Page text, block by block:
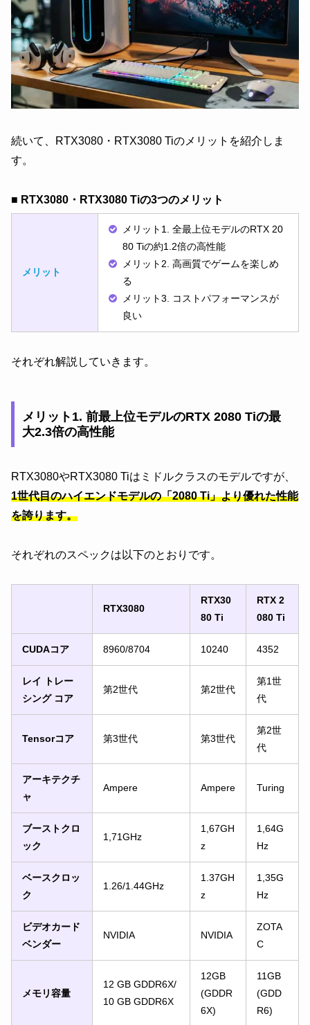
続いて、RTX3080・RTX3080 Tiのメリットを紹介しま
す。
■ RTX3080・RTX3080 Tiの3つのメリット
メリット
メリット1. 全最上位モデルのRTX 20
80 Tiの約1.2倍の高性能
メリット2. 高画質でゲームを楽しめ
る
メリット3. コストパフォーマンスが
良い
それぞれ解説していきます。
メリット1. 前最上位モデルのRTX 2080 Tiの最
大2.3倍の高性能
RTX3080やRTX3080 Tiはミドルクラスのモデルですが、
1世代目のハイエンドモデルの「2080 Ti」より優れた性能
を誇ります。
それぞれのスペックは以下のとおりです。
RTX3080
RTX30
80 Ti
RTX 2
080 Ti
CUDAコア 8960/8704 10240 4352
レイ トレー
シング コア
第2世代 第2世代
第1世
代
Tensorコア 第3世代 第3世代
第2世
代
アーキテクチ
ャ
Ampere Ampere Turing
ブーストクロ
ック
1,71GHz
1,67GH
z
1,64G
Hz
ベースクロッ
ク
1.26/1.44GHz
1.37GH
z
1,35G
Hz
ビデオカード
ベンダー
NVIDIA NVIDIA
ZOTA
C
メモリ容量
12 GB GDDR6X/
10 GB GDDR6X
12GB
(GDDR
6X)
11GB
(GDD
R6)